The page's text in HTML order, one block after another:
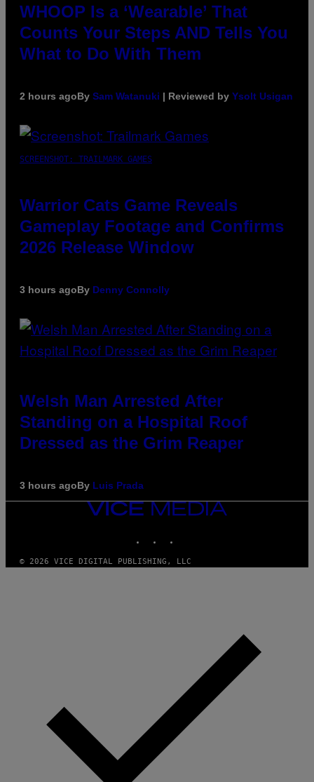
WHOOP Is a ‘Wearable’ That
Counts Your Steps AND Tells You
What to Do With Them
2 hours agoBy Sam Watanuki | Reviewed by Ysolt Usigan
SCREENSHOT: TRAILMARK GAMES
Warrior Cats Game Reveals
Gameplay Footage and Confirms
2026 Release Window
3 hours agoBy Denny Connolly
Welsh Man Arrested After
Standing on a Hospital Roof
Dressed as the Grim Reaper
3 hours agoBy Luis Prada
VICE
MEDIA
© 2026 VICE DIGITAL PUBLISHING, LLC